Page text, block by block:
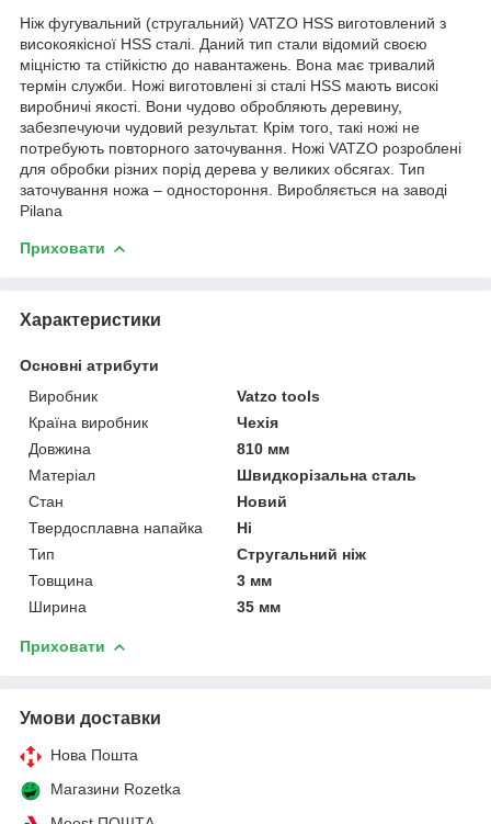
Ніж фугувальний (стругальний) VATZO HSS виготовлений з
високоякісної HSS сталі. Даний тип стали відомий своєю
міцністю та стійкістю до навантажень. Вона має тривалий
термін служби. Ножі виготовлені зі сталі HSS мають високі
виробничі якості. Вони чудово обробляють деревину,
забезпечуючи чудовий результат. Крім того, такі ножі не
потребують повторного заточування. Ножі VATZO розроблені
для обробки різних порід дерева у великих обсягах. Тип
заточування ножа – одностороння. Виробляється на заводі
Pilana
Приховати
Характеристики
Основні атрибути
Виробник
Vatzo tools
Країна виробник
Чехія
Довжина
810 мм
Матеріал
Швидкорізальна сталь
Стан
Новий
Твердосплавна напайка
Ні
Тип
Стругальний ніж
Товщина
3 мм
Ширина
35 мм
Приховати
Умови доставки
Нова Пошта
Магазини Rozetka